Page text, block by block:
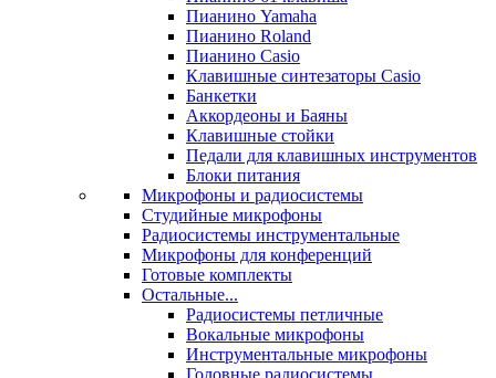
Пианино Yamaha
Пианино Roland
Пианино Casio
Клавишные синтезаторы Casio
Банкетки
Аккордеоны и Баяны
Клавишные стойки
Педали для клавишных инструментов
Блоки питания
Микрофоны и радиосистемы
Студийные микрофоны
Радиосистемы инструментальные
Микрофоны для конференций
Готовые комплекты
Остальные...
Радиосистемы петличные
Вокальные микрофоны
Инструментальные микрофоны
Головные радиосистемы